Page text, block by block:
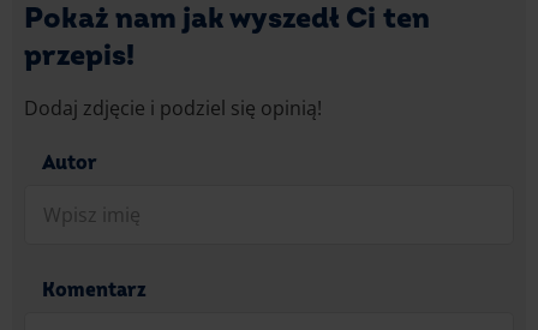
Pokaż nam jak wyszedł Ci ten
przepis!
Dodaj zdjęcie i podziel się opinią!
Autor
Komentarz